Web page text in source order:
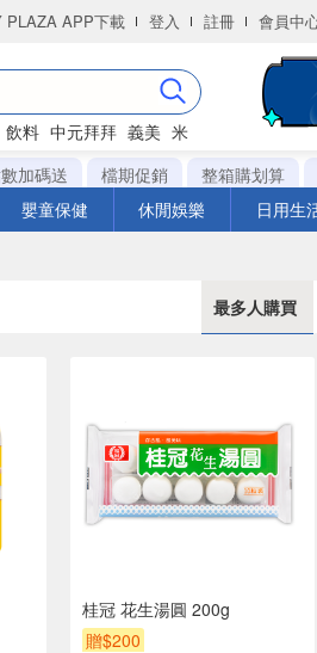
PLAZA APP下載 登入 註冊 會員中
飲料 中元拜拜 義美 米
加碼送 檔期促銷 整箱購划算
嬰童保健 休閒娛樂 日用生
最多人購買
桂冠 花生湯圓 200g
贈$200